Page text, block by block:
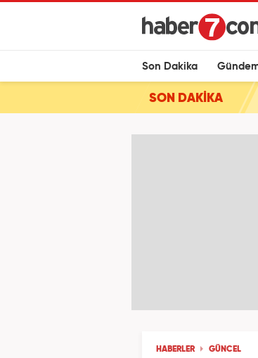
Son Dakika
SON DAKİKA
HABERLER GÜNCEL